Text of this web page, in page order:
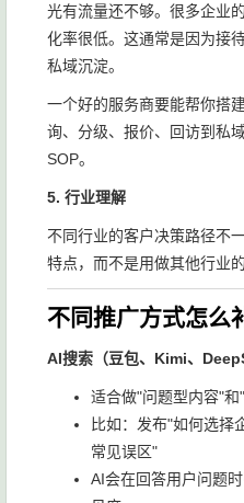
光有流量还不够。很多企业
化率很低。这通常是因为接
私域沉淀。
一个好的服务商要能帮你搭
询、分级、报价、回访到私
SOP。
5. 行业理解
不同行业的客户决策路径不
特点，而不是用做其他行业
不同推广方式怎么
AI搜索（豆包、Kimi、
适合做"问题型内容"
比如：发布"如何选择
常见误区"
AI会在回答用户问题